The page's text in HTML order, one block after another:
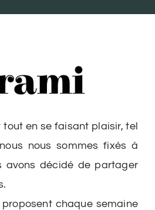
en se faisant plaisir, tel
nous sommes fixés à
avons décidé de partager
chaque semaine